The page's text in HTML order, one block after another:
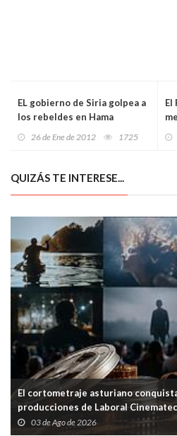
EL gobierno de Siria golpea a
los rebeldes en Hama
26 de Ene de 2012 1725
El
QUIZÁS TE INTERESE...
El cortometraje asturiano
producciones de Laboral
03 de Ago de 2026